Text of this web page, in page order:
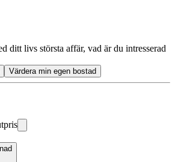
ditt livs största affär, vad är du intresserad
Värdera min egen bostad